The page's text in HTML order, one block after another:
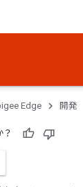
Edge 開発
？